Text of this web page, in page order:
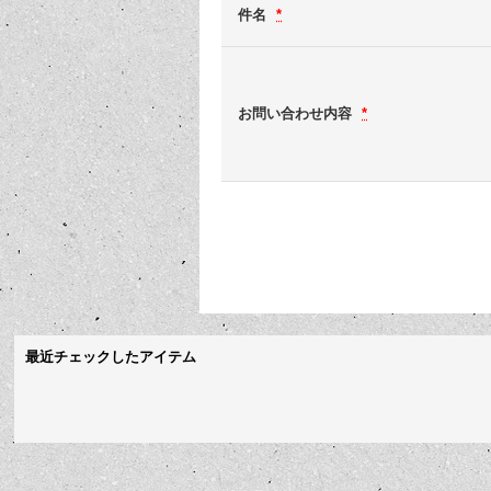
件名 *
お問い合わせ内容 *
最近チェックしたアイテム